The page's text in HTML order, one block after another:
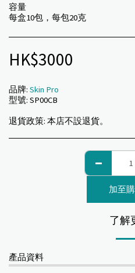
容量
每盒10包，每包20克
HK$3000
品牌: Skin Pro
型號: SP00CB
退貨政策: 本店不設退貨。
加至
了解
產品資料